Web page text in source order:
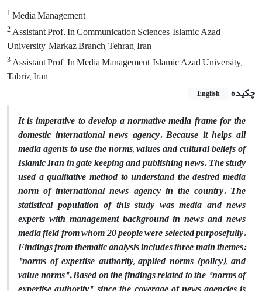
1Media Management
2Assistant Prof. In Communication Sciences, Islamic Azad
University, Markaz Branch, Tehran, Iran
3Assistant Prof. In Media Management, Islamic Azad University,
Tabriz, Iran
چکیده
English
It is imperative to develop a normative media frame for the
domestic international news agency. Because it helps all
media agents to use the norms, values and cultural beliefs of
Islamic Iran in gate keeping and publishing news. The study
used a qualitative method to understand the desired media
norm of international news agency in the country. The
statistical population of this study was media and news
experts with management background in news and news
media field from whom 20 people were selected purposefully.
Findings from thematic analysis includes three main themes:
"norms of expertise authority, applied norms (policy), and
value norms". Based on the findings related to the "norms of